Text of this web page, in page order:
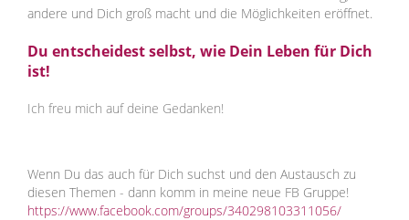
andere und Dich groß macht und die Möglichkeiten eröffnet.
Du entscheidest selbst, wie Dein Leben für Dich
ist!
Ich freu mich auf deine Gedanken!
Wenn Du das auch für Dich suchst und den Austausch zu
diesen Themen - dann komm in meine neue FB Gruppe!
https://www.facebook.com/groups/340298103311056/